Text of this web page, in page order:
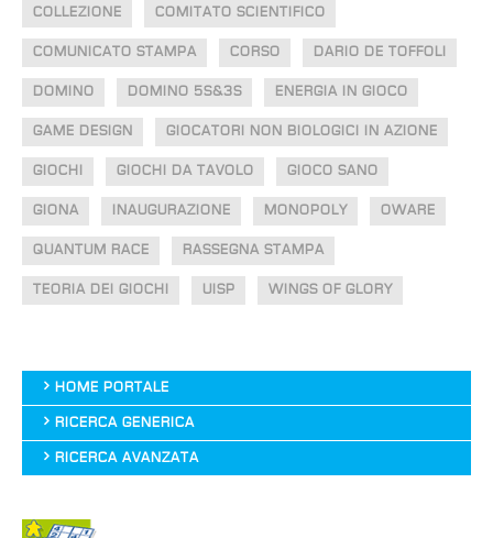
COLLEZIONE COMITATO SCIENTIFICO
COMUNICATO STAMPA CORSO DARIO DE TOFFOLI
DOMINO DOMINO 5S&3S ENERGIA IN GIOCO
GAME DESIGN GIOCATORI NON BIOLOGICI IN AZIONE
GIOCHI GIOCHI DA TAVOLO GIOCO SANO
GIONA INAUGURAZIONE MONOPOLY OWARE
QUANTUM RACE RASSEGNA STAMPA
TEORIA DEI GIOCHI UISP WINGS OF GLORY
HOME PORTALE
RICERCA GENERICA
RICERCA AVANZATA